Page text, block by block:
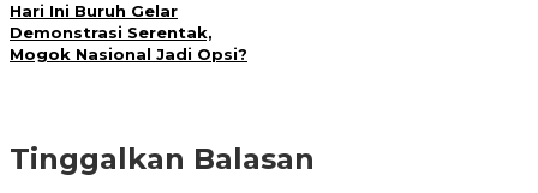
Hari Ini Buruh Gelar
Demonstrasi Serentak,
Mogok Nasional Jadi Opsi?
Tinggalkan Balasan